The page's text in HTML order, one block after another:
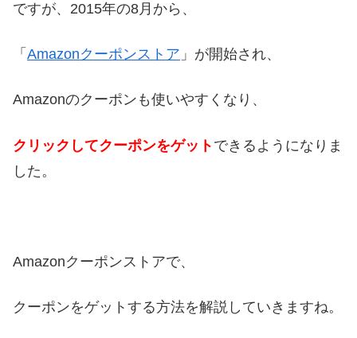
ですが、2015年の8月から、
「 Amazonクーポンストア 」が開始され、
Amazonのクーポンも使いやすくなり、
クリックしてクーポンをゲット できるようになりま
した。
Amazonクーポンストアで、
クーポンをゲットする方法を解説していきますね。